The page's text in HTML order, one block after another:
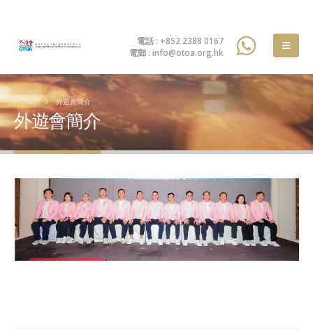
電話 : +852 2388 0167
電郵 : info@otoa.org.hk
HOME 外遊會簡介
外遊會簡介